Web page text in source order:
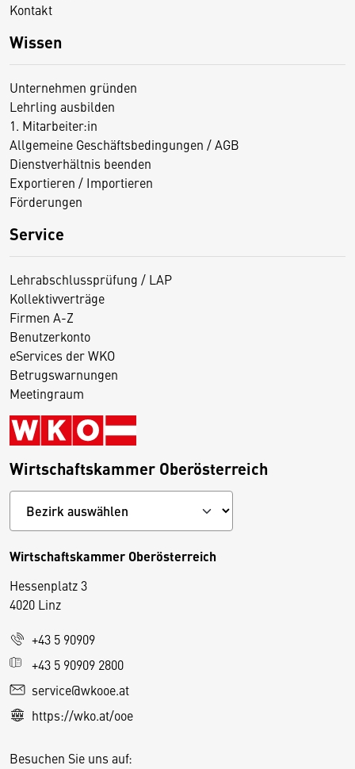
Kontakt
Wissen
Unternehmen gründen
Lehrling ausbilden
1. Mitarbeiter:in
Allgemeine Geschäftsbedingungen / AGB
Dienstverhältnis beenden
Exportieren / Importieren
Förderungen
Service
Lehrabschlussprüfung / LAP
Kollektivverträge
Firmen A-Z
Benutzerkonto
eServices der WKO
Betrugswarnungen
Meetingraum
Wirtschaftskammer Oberösterreich
Wirtschaftskammer Oberösterreich
Hessenplatz 3
4020 Linz
+43 5 90909
+43 5 90909 2800
service@wkooe.at
https://wko.at/ooe
Besuchen Sie uns auf:
D
e
s
S